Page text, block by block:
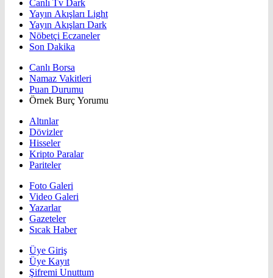
Canlı Tv Dark
Yayın Akışları Light
Yayın Akışları Dark
Nöbetçi Eczaneler
Son Dakika
Canlı Borsa
Namaz Vakitleri
Puan Durumu
Örnek Burç Yorumu
Altınlar
Dövizler
Hisseler
Kripto Paralar
Pariteler
Foto Galeri
Video Galeri
Yazarlar
Gazeteler
Sıcak Haber
Üye Giriş
Üye Kayıt
Şifremi Unuttum